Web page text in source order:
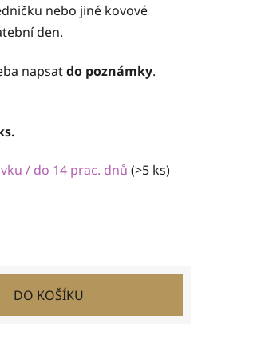
nebo jiné kovové
den.
napsatdo poznámky.
/ do 14 prac. dnů (>5 ks)
DO KOŠÍKU